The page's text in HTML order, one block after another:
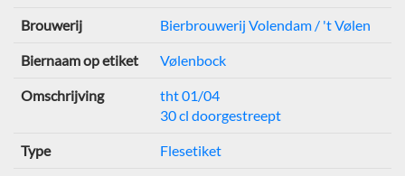
Brouwerij Bierbrouwerij Volendam / 't Vølen
Biernaam op etiket Vølenbock
Omschrijving
tht 01/04
30 cl doorgestreept
Type Flesetiket